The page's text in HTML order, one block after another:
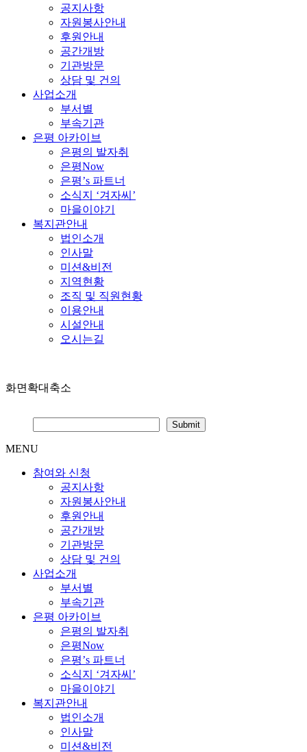
공지사항
자원봉사안내
후원안내
공간개방
기관방문
상담 및 건의
사업소개
부서별
부속기관
은평 아카이브
은평의 발자취
은평Now
은평’s 파트너
소식지 ‘겨자씨’
마을이야기
복지관안내
법인소개
인사말
미션&비전
지역현황
조직 및 직원현황
이용안내
시설안내
오시는길
화면확대축소
MENU
참여와 신청
공지사항
자원봉사안내
후원안내
공간개방
기관방문
상담 및 건의
사업소개
부서별
부속기관
은평 아카이브
은평의 발자취
은평Now
은평’s 파트너
소식지 ‘겨자씨’
마을이야기
복지관안내
법인소개
인사말
미션&비전